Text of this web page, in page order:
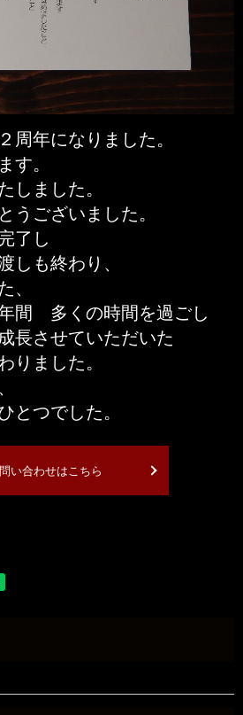
年になりました。
す。
ました。
ございました。
了し
しも終わり、
、
間 多くの時間を過ごし
長させていただいた
ました。
とつでした。
い合わせはこちら